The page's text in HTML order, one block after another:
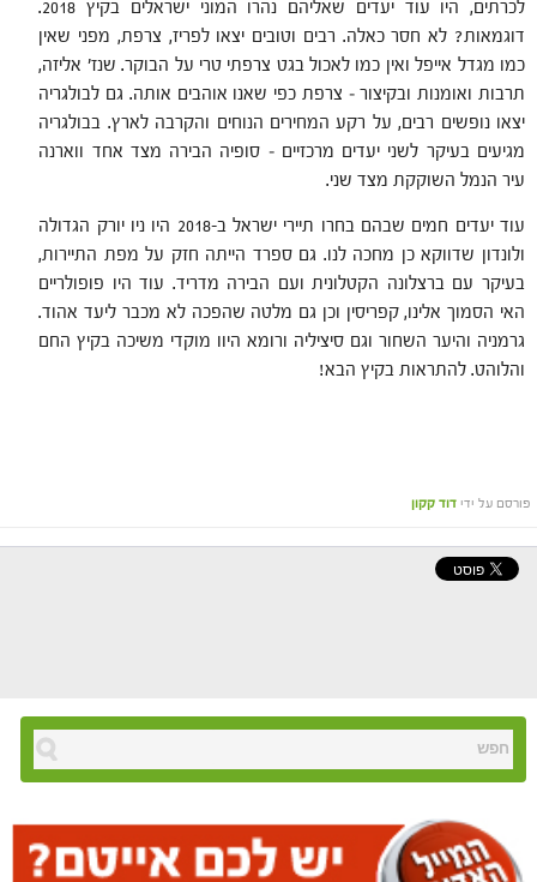
לכרתים, היו עוד יעדים שאליהם נהרו המוני ישראלים בקיץ 2018.
דוגמאות? לא חסר כאלה. רבים וטובים יצאו לפריז, צרפת, מפני שאין
כמו מגדל אייפל ואין כמו לאכול בגט צרפתי טרי על הבוקר. שנז' אליזה,
תרבות ואומנות ובקיצור – צרפת כפי שאנו אוהבים אותה. גם לבולגריה
יצאו נופשים רבים, על רקע המחירים הנוחים והקרבה לארץ. בבולגריה
מגיעים בעיקר לשני יעדים מרכזיים – סופיה הבירה מצד אחד ווארנה
עיר הנמל השוקקת מצד שני.
עוד יעדים חמים שבהם בחרו תיירי ישראל ב-2018 היו ניו יורק הגדולה
ולונדון שדווקא כן מחכה לנו. גם ספרד הייתה חזק על מפת התיירות,
בעיקר עם ברצלונה הקטלונית ועם הבירה מדריד. עוד היו פופולריים
האי הסמוך אלינו, קפריסין וכן גם מלטה שהפכה לא מכבר ליעד אהוד.
גרמניה והיער השחור וגם סיציליה ורומא היוו מוקדי משיכה בקיץ החם
והלוהט. להתראות בקיץ הבא!
פורסם על ידי דוד קקון